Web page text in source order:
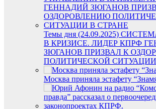
Темы дня (24.09.2025)
В КРИЗИСЕ. ЛИДЕР КПРФ
ЗЮГАНОВ ПРИЗВАЛ К
ПОЛИТИЧЕСКОЙ СИТУАЦИИ
Москва приняла эстафету